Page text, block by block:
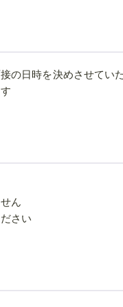
の日時を決めさせてい
ん
さい